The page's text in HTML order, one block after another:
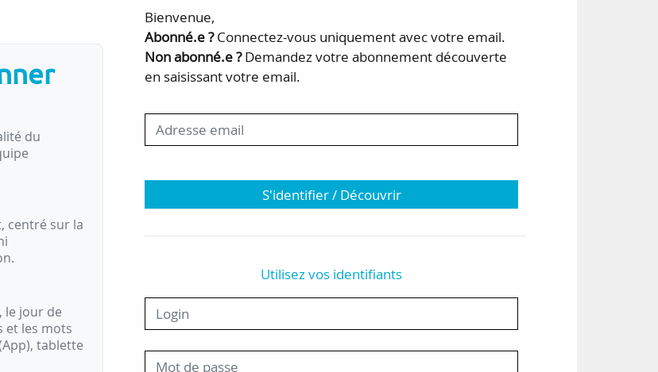
l’ENI Metz et l’université
l’Ecole nationale d’ingénieurs de…
du
centré sur la
le jour de
et les mots
tablette
Bienvenue,
Abonné.e ?Connectez-vous uniquement avec votre email.
Non abonné.e ?Demandez votre abonnement découverte
en saisissant votre email.
S'identifier / Découvrir
Utilisez vos identifiants